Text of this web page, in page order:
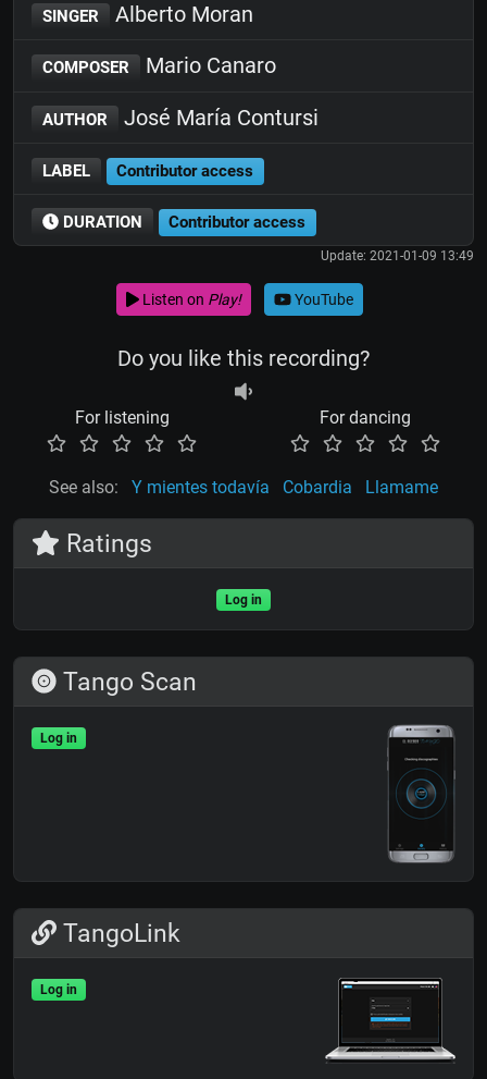
SINGER Alberto Moran
COMPOSER Mario Canaro
AUTHOR José María Contursi
LABEL Contributor access
DURATION Contributor access
Update: 2021-01-09 13:49
Listen on Play! YouTube
Do you like this recording?
For listening For dancing
See also: Y mientes todavía Cobardia Llamame
Ratings
Log in
Tango Scan
Log in
TangoLink
Log in